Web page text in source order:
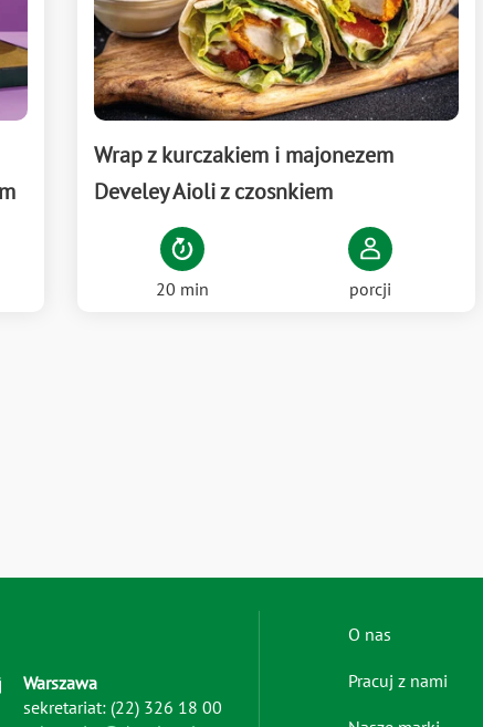
Wrap z kurczakiem i majonezem
Develey Aioli z czosnkiem
20 min porcji
Warszawa
sekretariat: (22) 326 18 00
Footer
menu
O nas
Pracuj z nami